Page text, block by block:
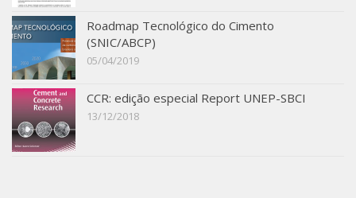
Roadmap Tecnológico do Cimento
(SNIC/ABCP)
05/04/2019
CCR: edição especial Report UNEP-SBCI
13/12/2018